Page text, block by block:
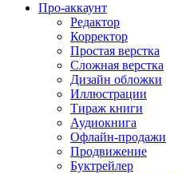
Про-аккаунт
Редактор
Корректор
Простая верстка
Сложная верстка
Дизайн обложки
Иллюстрации
Тираж книги
Аудиокнига
Офлайн-продажи
Продвижение
Буктрейлер